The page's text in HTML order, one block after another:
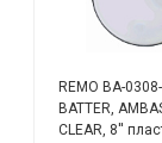
REMO BA-
BATTER,
CLEAR, 8''